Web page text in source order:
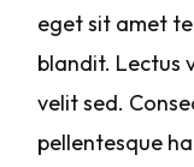
eget sit amet
blandit. Lectus
velit sed.
pellentesque